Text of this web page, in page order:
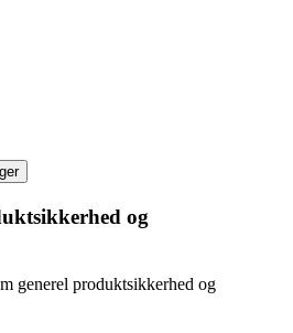
og
generel produktsikkerhed og